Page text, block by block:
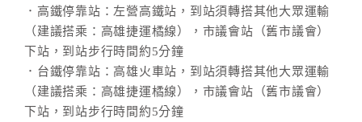
作
廠
商
合
．高鐵停靠站：左營高鐵站，到站須轉搭其他大眾運輸
（建議搭乘：高雄捷運橘線），市議會站（舊市議會）
下站，到站步行時間約5分鐘
．台鐵停靠站：高雄火車站，到站須轉搭其他大眾運輸
（建議搭乘：高雄捷運橘線），市議會站（舊市議會）
下站，到站步行時間約5分鐘